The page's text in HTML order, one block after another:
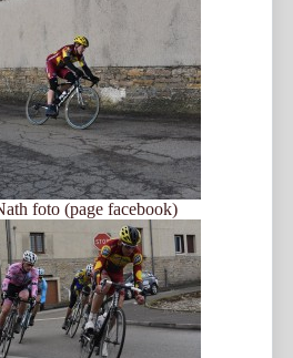
foto (page facebook)